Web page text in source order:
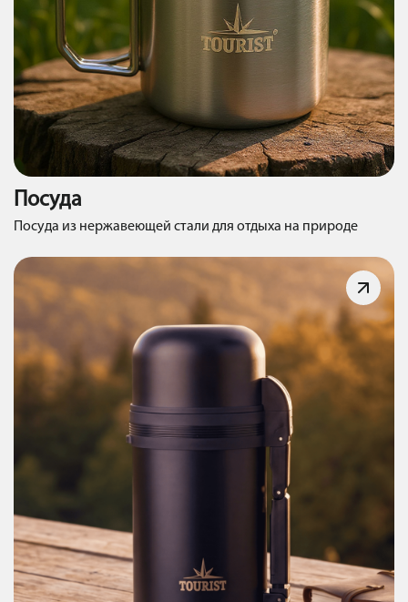
Посуда
Посуда из нержавеющей стали для отдыха на природе